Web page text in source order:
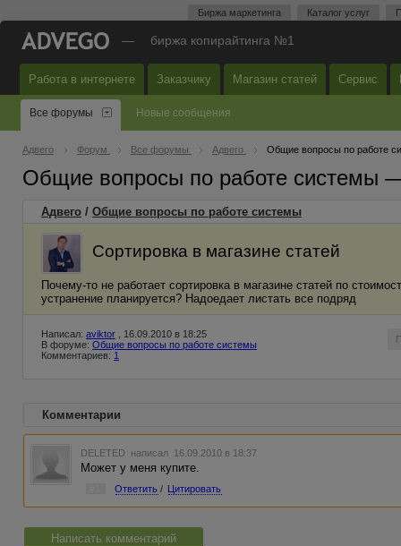
Биржа маркетинга Каталог услуг
— биржа копирайтинга №1
Работа в интернете Заказчику Магазин статей Сервис
Все форумы Новые сообщения
Адвего Форум Все форумы Адвего Общие вопросы по работе
Общие вопросы по работе системы
Адвего / Общие вопросы по работе системы
Сортировка в магазине статей
Почему-то не работает сортировка в магазине статей по
устранение планируется? Надоедает листать все подряд
Написал: aviktor , 16.09.2010 в 18:25
В форуме: Общие вопросы по работе системы
Комментариев: 1
Комментарии
DELETED написал 16.09.2010 в 18:37
Может у меня купите.
Ответить / Цитировать
Написать комментарий